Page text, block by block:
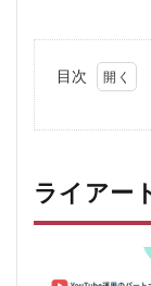
目次
プ
ー
ライアー